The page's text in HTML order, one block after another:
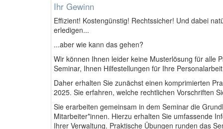
Ihr Gewinn
Effizient! Kostengünstig! Rechtssicher! Und dabei
erledigen...
...aber wie kann das gehen?
Wir können Ihnen leider keine Musterlösung für alle
Seminar, Ihnen Hilfestellungen für Ihre
Daher erhalten Sie zunächst einen komprimierten
2025. Sie erfahren, welche rechtlichen Vorschriften
Sie erarbeiten gemeinsam in dem Seminar die
Mitarbeiter*innen. Hierzu erhalten Sie umfassende
Ihrer Verwaltung. Praktische Übungen runden das